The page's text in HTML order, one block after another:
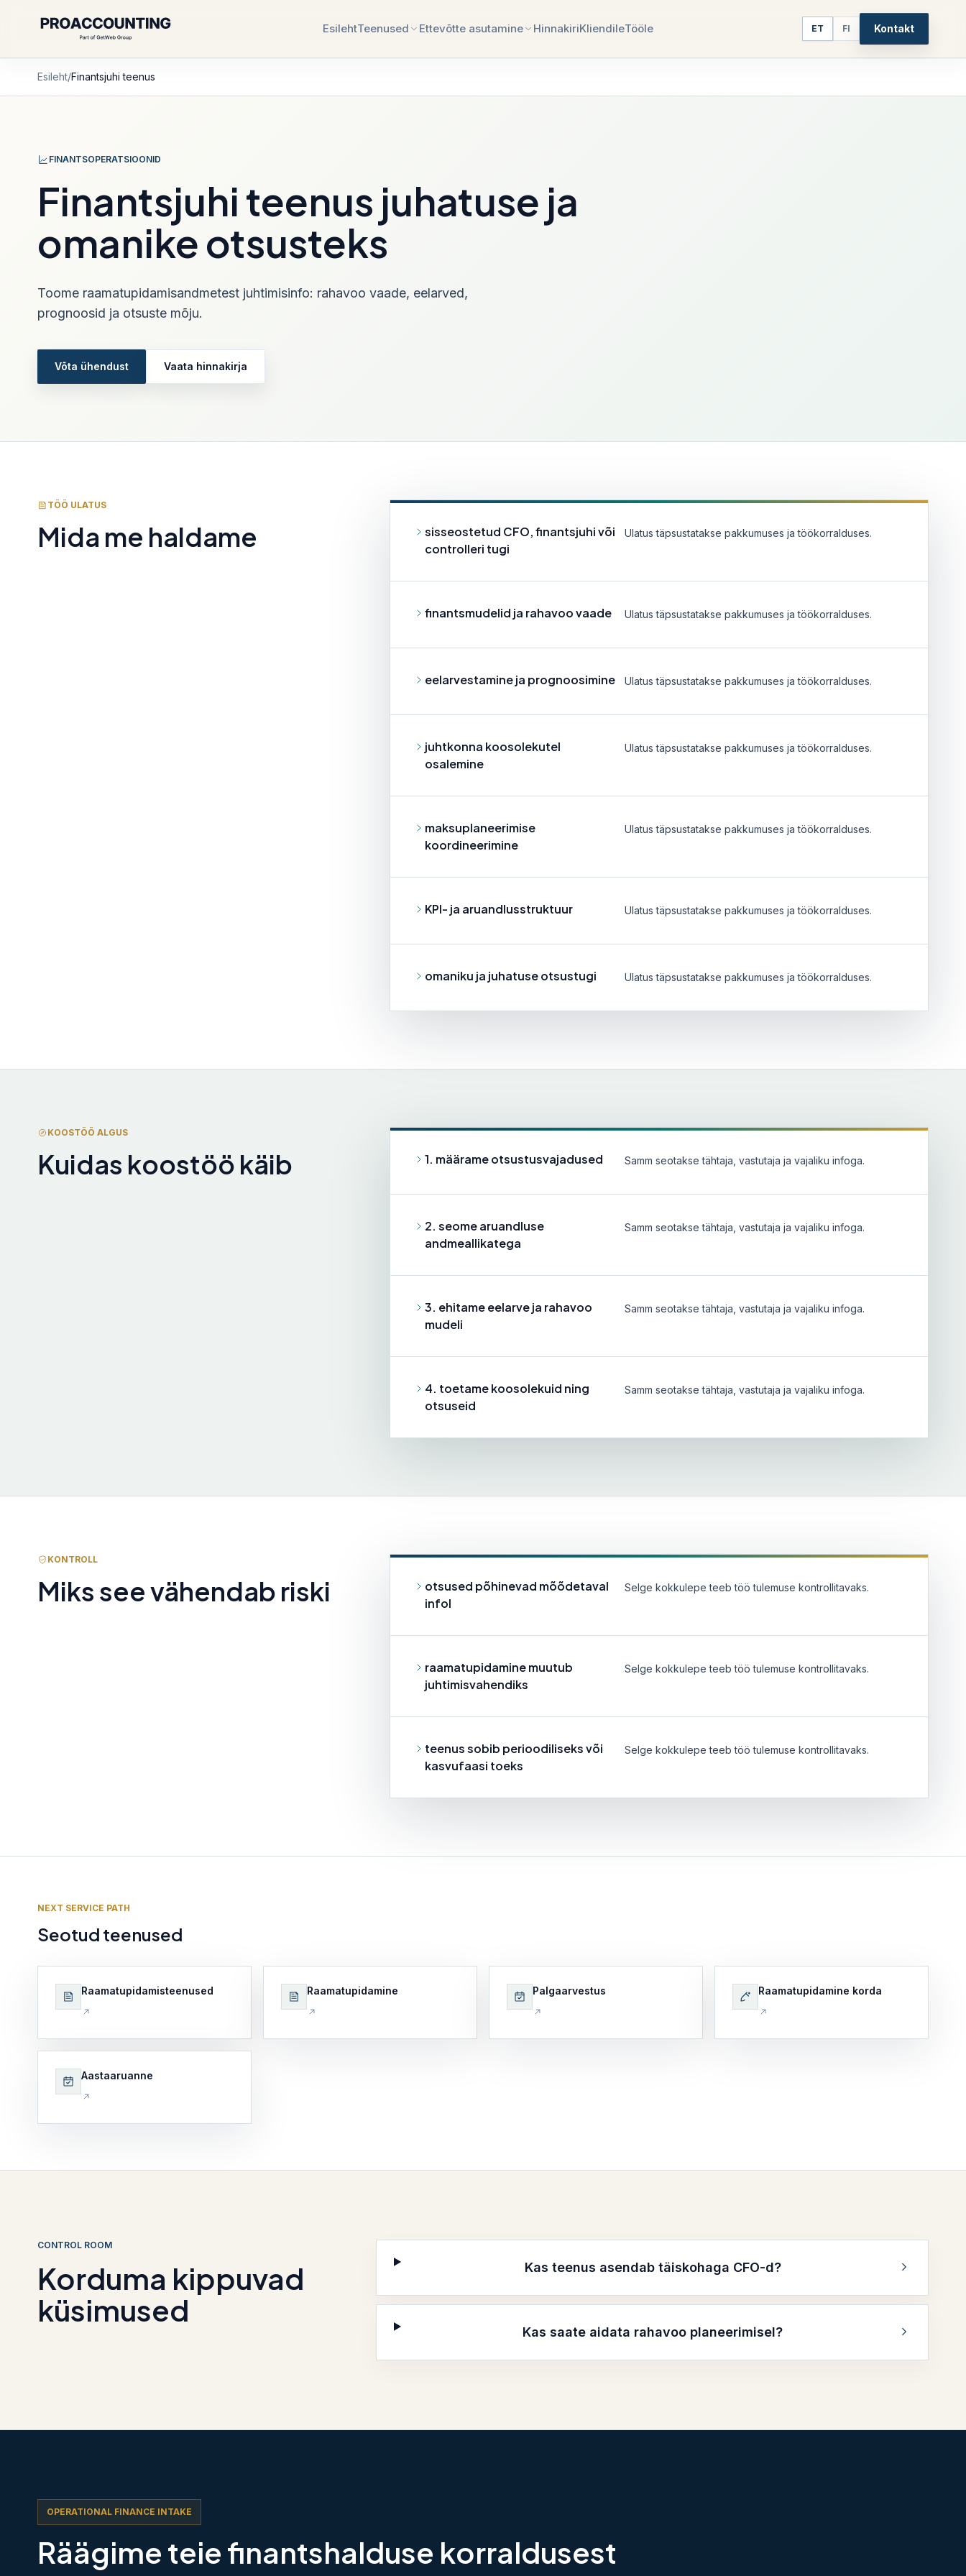
EsilehtTeenused
Igakuine arvestus, dokumendiring,
deklaratsioonid ja juhtimisülevaade.
Palgad, puhkusetasud, palgalehed ja tööandja
deklaratsioonid.
Raamatupidamine korda
Elektrooniline raamatupidamine
Finantsjuhi teenus
Ettevõtte asutamine
Ettevõtte asutamine Ühendkuningriigis
HinnakiriKliendileTööle ET FI Kontakt
Esileht/Finantsjuhi teenus
FINANTSOPERATSIOONID
Finantsjuhi teenus juhatuse ja
omanike otsusteks
Toome raamatupidamisandmetest juhtimisinfo: rahavoo vaade, eelarved,
prognoosid ja otsuste mõju.
Võta ühendust Vaata hinnakirja
TÖÖ ULATUS
Mida me haldame
sisseostetud CFO, finantsjuhi või
controlleri tugi
Ulatus täpsustatakse pakkumuses ja töökorralduses.
finantsmudelid ja rahavoo vaade Ulatus täpsustatakse pakkumuses ja töökorralduses.
eelarvestamine ja prognoosimine Ulatus täpsustatakse pakkumuses ja töökorralduses.
juhtkonna koosolekutel
osalemine
Ulatus täpsustatakse pakkumuses ja töökorralduses.
maksuplaneerimise
koordineerimine
Ulatus täpsustatakse pakkumuses ja töökorralduses.
KPI- ja aruandlusstruktuur Ulatus täpsustatakse pakkumuses ja töökorralduses.
omaniku ja juhatuse otsustugi Ulatus täpsustatakse pakkumuses ja töökorralduses.
KOOSTÖÖ ALGUS
Kuidas koostöö käib 1. määrame otsustusvajadused Samm seotakse tähtaja, vastutaja ja vajaliku infoga.
2. seome aruandluse
andmeallikatega
Samm seotakse tähtaja, vastutaja ja vajaliku infoga.
3. ehitame eelarve ja rahavoo
mudeli
Samm seotakse tähtaja, vastutaja ja vajaliku infoga.
4. toetame koosolekuid ning
otsuseid
Samm seotakse tähtaja, vastutaja ja vajaliku infoga.
KONTROLL
Miks see vähendab riski
otsused põhinevad mõõdetaval
infol
Selge kokkulepe teeb töö tulemuse kontrollitavaks.
raamatupidamine muutub
juhtimisvahendiks
Selge kokkulepe teeb töö tulemuse kontrollitavaks.
teenus sobib perioodiliseks või
kasvufaasi toeks
Selge kokkulepe teeb töö tulemuse kontrollitavaks.
NEXT SERVICE PATH
Seotud teenused
Raamatupidamisteenused Raamatupidamine Palgaarvestus Raamatupidamine korda
Aastaaruanne
CONTROL ROOM
Korduma kippuvad
küsimused
Kas teenus asendab täiskohaga CFO-d?
Kas saate aidata rahavoo planeerimisel?
OPERATIONAL FINANCE INTAKE
Räägime teie finantshalduse korraldusest